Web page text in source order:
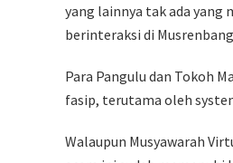
yang lainnya tak ada
berinteraksi di
Para Pangulu dan Tokoh
fasip, terutama oleh
Walaupun Musyawarah